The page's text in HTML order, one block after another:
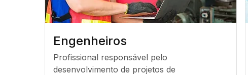
Engenheiros
Profissional responsável pelo
desenvolvimento de projetos de